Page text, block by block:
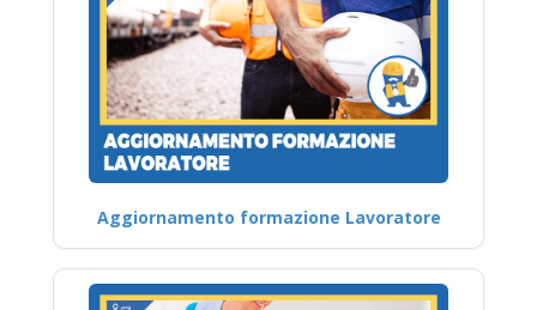
Aggiornamento formazione Lavoratore